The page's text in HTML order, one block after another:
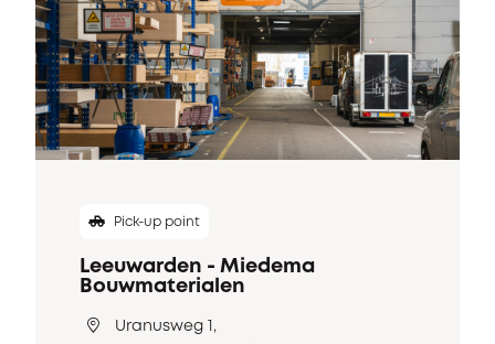
Pick-up point
Leeuwarden - Miedema
Bouwmaterialen
Uranusweg 1,